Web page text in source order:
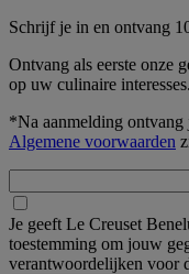
Schrijf je in en ontvang
Ontvang als eerste onze
op uw culinaire interesses.
*Na aanmelding ontvang
Algemene voorwaarden
Je geeft Le Creuset
toestemming om jouw
verantwoordelijken voor